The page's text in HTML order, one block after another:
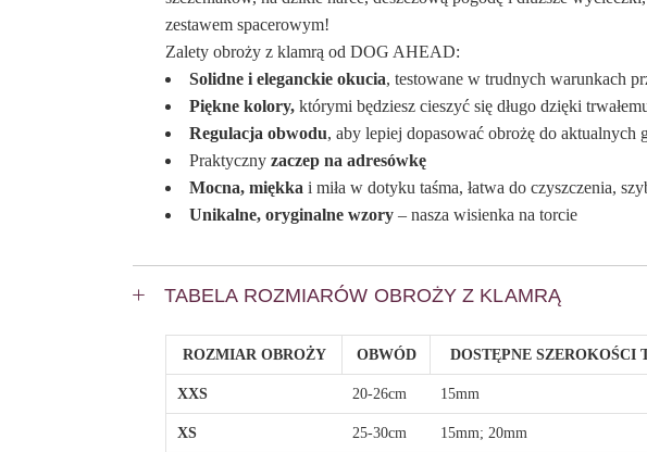
zestawem spacerowym!
Zalety obroży z klamrą od DOG AHEAD:
Solidne i eleganckie okucia, testowane w trudnych warunkach
Piękne kolory, którymi będziesz cieszyć się długo dzięki
Regulacja obwodu, aby lepiej dopasować obrożę do aktualnych
Praktyczny zaczep na adresówkę
Mocna, miękka i miła w dotyku taśma, łatwa do czyszczenia,
Unikalne, oryginalne wzory – nasza wisienka na torcie
TABELA ROZMIARÓW OBROŻY Z KLAMRĄ
ROZMIAR OBROŻY OBWÓD DOSTĘPNE SZEROKOŚCI
XXS 20-26cm 15mm
XS 25-30cm 15mm; 20mm